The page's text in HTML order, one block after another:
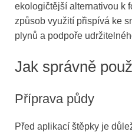
ekologičtější alternativou k
způsob využití přispívá ke
plynů a podpoře
Jak správně
Příprava půdy
Před aplikací štěpky je